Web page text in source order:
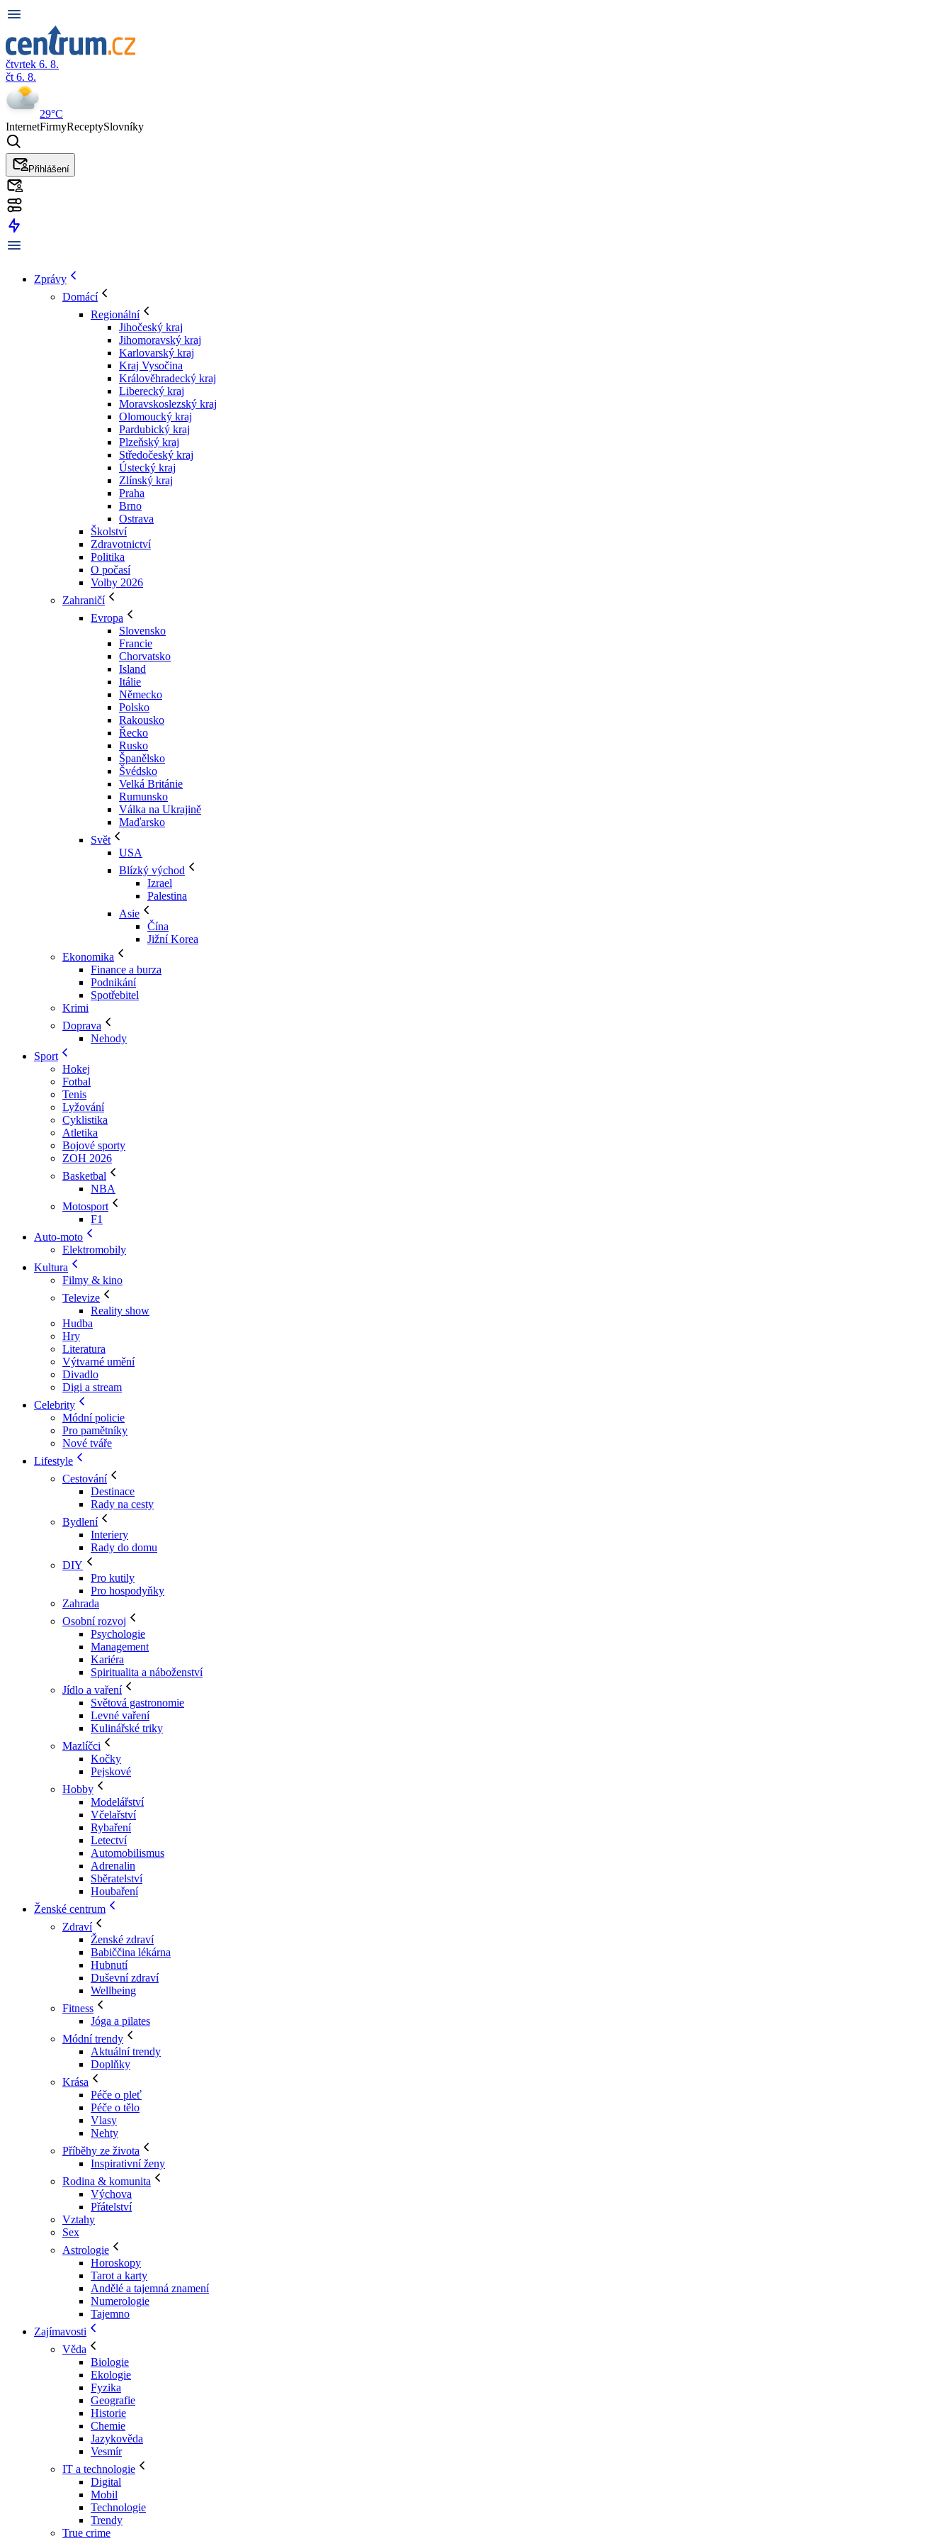
čtvrtek 6. 8.
čt 6. 8.
29°C
InternetFirmyReceptySlovníky
Přihlášení
Zprávy
Domácí
Regionální
Jihočeský kraj
Jihomoravský kraj
Karlovarský kraj
Kraj Vysočina
Králověhradecký kraj
Liberecký kraj
Moravskoslezský kraj
Olomoucký kraj
Pardubický kraj
Plzeňský kraj
Středočeský kraj
Ústecký kraj
Zlínský kraj
Praha
Brno
Ostrava
Školství
Zdravotnictví
Politika
O počasí
Volby 2026
Zahraničí
Evropa
Slovensko
Francie
Chorvatsko
Island
Itálie
Německo
Polsko
Rakousko
Řecko
Rusko
Španělsko
Švédsko
Velká Británie
Rumunsko
Válka na Ukrajině
Maďarsko
Svět
USA
Blízký východ
Izrael
Palestina
Asie
Čína
Jižní Korea
Ekonomika
Finance a burza
Podnikání
Spotřebitel
Krimi
Doprava
Nehody
Sport
Hokej
Fotbal
Tenis
Lyžování
Cyklistika
Atletika
Bojové sporty
ZOH 2026
Basketbal
NBA
Motosport
F1
Auto-moto
Elektromobily
Kultura
Filmy & kino
Televize
Reality show
Hudba
Hry
Literatura
Výtvarné umění
Divadlo
Digi a stream
Celebrity
Módní policie
Pro pamětníky
Nové tváře
Lifestyle
Cestování
Destinace
Rady na cesty
Bydlení
Interiery
Rady do domu
DIY
Pro kutily
Pro hospodyňky
Zahrada
Osobní rozvoj
Psychologie
Management
Kariéra
Spiritualita a náboženství
Jídlo a vaření
Světová gastronomie
Levné vaření
Kulinářské triky
Mazlíčci
Kočky
Pejskové
Hobby
Modelářství
Včelařství
Rybaření
Letectví
Automobilismus
Adrenalin
Sběratelství
Houbaření
Ženské centrum
Zdraví
Ženské zdraví
Babiččina lékárna
Hubnutí
Duševní zdraví
Wellbeing
Fitness
Jóga a pilates
Módní trendy
Aktuální trendy
Doplňky
Krása
Péče o pleť
Péče o tělo
Vlasy
Nehty
Příběhy ze života
Inspirativní ženy
Rodina & komunita
Výchova
Přátelství
Vztahy
Sex
Astrologie
Horoskopy
Tarot a karty
Andělé a tajemná znamení
Numerologie
Tajemno
Zajímavosti
Věda
Biologie
Ekologie
Fyzika
Geografie
Historie
Chemie
Jazykověda
Vesmír
IT a technologie
Digital
Mobil
Technologie
Trendy
True crime